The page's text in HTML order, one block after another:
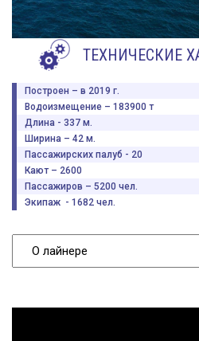
ТЕХНИЧЕСКИЕ
Построен – в 2019 г.
Водоизмещение – 183900 т
Длина - 337 м.
Ширина – 42 м.
Пассажирских палуб - 20
Кают – 2600
Пассажиров – 5200 чел.
Экипаж - 1682 чел.